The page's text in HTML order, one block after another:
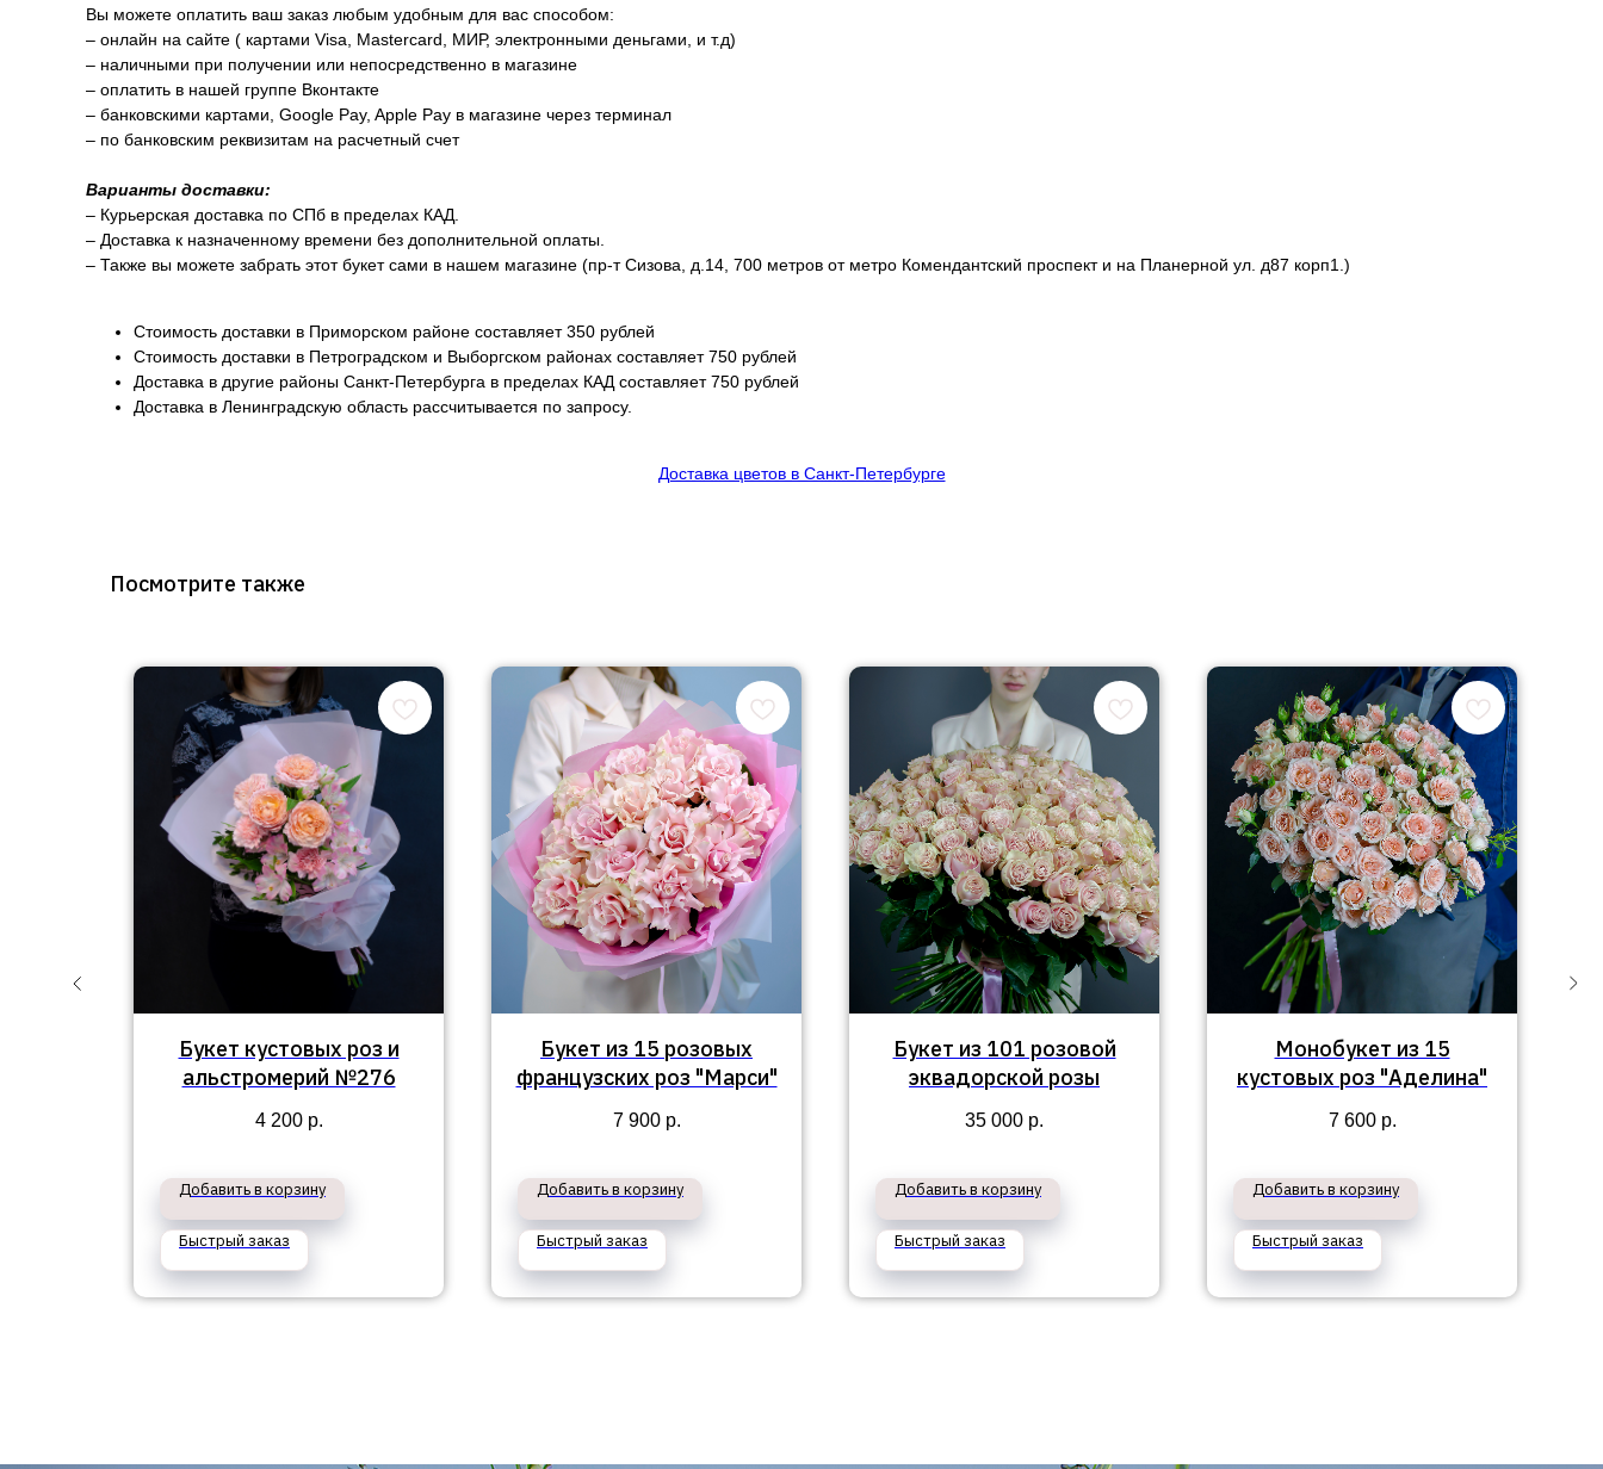
Вы можете оплатить ваш заказ любым удобным для вас способом:
– онлайн на сайте ( картами Visa, Mastercard, МИР, электронными деньгами, и т.д)
– наличными при получении или непосредственно в магазине
– оплатить в нашей группе Вконтакте
– банковскими картами, Google Pay, Apple Pay в магазине через терминал
– по банковским реквизитам на расчетный счет
Варианты доставки:
– Курьерская доставка по СПб в пределах КАД.
– Доставка к назначенному времени без дополнительной оплаты.
– Также вы можете забрать этот букет сами в нашем магазине (пр-т Сизова, д.14, 700 метров от метро Комендантский проспект и на Планерной ул. д87 корп1.)
Стоимость доставки в Приморском районе составляет 350 рублей
Стоимость доставки в Петроградском и Выборгском районах составляет 750 рублей
Доставка в другие районы Санкт-Петербурга в пределах КАД составляет 750 рублей
Доставка в Ленинградскую область рассчитывается по запросу.
Доставка цветов в Санкт-Петербурге
Посмотрите также
Букет кустовых роз и
альстромерий №276
4 200 р.
Добавить в корзину
Быстрый заказ
Букет из 15 розовых
французских роз "Марси"
7 900 р.
Добавить в корзину
Быстрый заказ
Букет из 101 розовой
эквадорской розы
35 000 р.
Добавить в корзину
Быстрый заказ
Монобукет из 15
кустовых роз "Аделина"
7 600 р.
Добавить в корзину
Быстрый заказ